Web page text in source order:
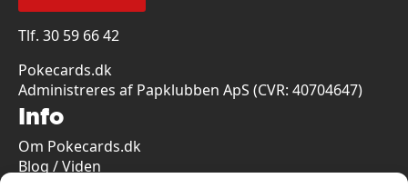
Tlf. 30 59 66 42
Pokecards.dk
Administreres af Papklubben ApS (CVR: 40704647)
Info
Om Pokecards.dk
Blog / Viden